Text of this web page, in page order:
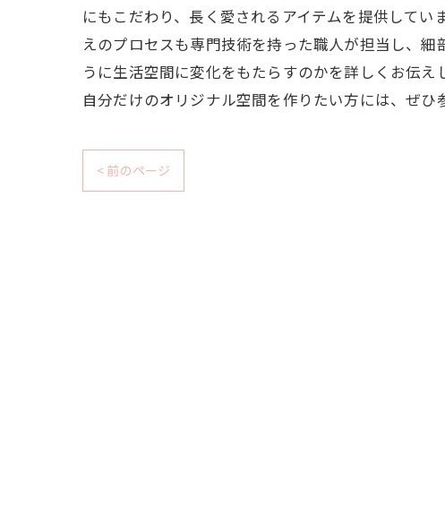
にもこだわり、長く愛されるアイテムを提供して
えのプロセスも専門技術を持った職人が担当し、
うに生活空間に変化をもたらすのかを詳しくお伝
自分だけのオリジナル空間を作りたい方には、ぜひ
< 前のページ